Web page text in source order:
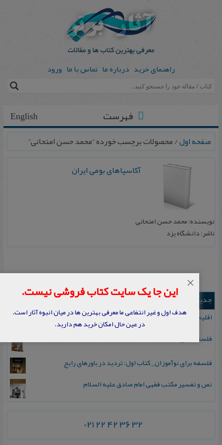
راهنمای خرید درباره ما تماس با ما ورود
English فهرست
صفحه اول/ محصولات برچسب خورده “محمد حسن امتحانی”
آک‍اس‍ی‍اه‍ای‌ ب‍وم‍ی‌ ای‍ران‌
نویسنده: محمد حسن امتحانی
ناشر: دانشگاه یزد
جدیدترین ها
اقلیم مورخان؛ مهارت‌های تاریخ ورزی علمی
فلسفه برای نوآموزان_ کتاب دوم: پرسش درباره واقعیت و معرفت
فلسفه برای نوآموزان_ کتاب اول: تردید در باورهای رایج
نص و تفسیر مکتب فقهی امام صادق علیه السلام
021 22 42 36 32
این جا یک سایت کتاب فروشی نیست.
هدف اول و غیر انتفاعی ما معرفی بهترین ها در میان انبوه آثار است.
در عین حال امکان خرید هم دارید.
×